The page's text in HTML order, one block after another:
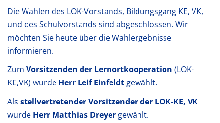
Die Wahlen des LOK-Vorstands, Bildungsgang KE, VK,
und des Schulvorstands sind abgeschlossen. Wir
möchten Sie heute über die Wahlergebnisse
informieren.
Zum Vorsitzenden der Lernortkooperation (LOK-
KE,VK) wurde Herr Leif Einfeldt gewählt.
Als stellvertretender Vorsitzender der LOK-KE, VK
wurde Herr Matthias Dreyer gewählt.